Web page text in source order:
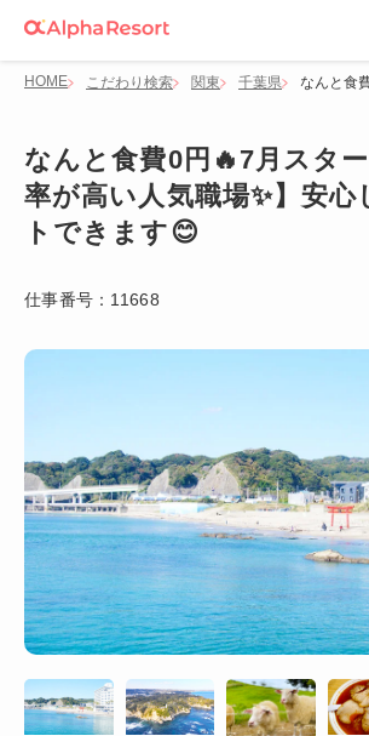
HOME こだわり検索 関東 千葉県 なんと食
なんと食費0円🔥7月スタ
率が高い人気職場✨】安心
トできます😊
仕事番号： 11668